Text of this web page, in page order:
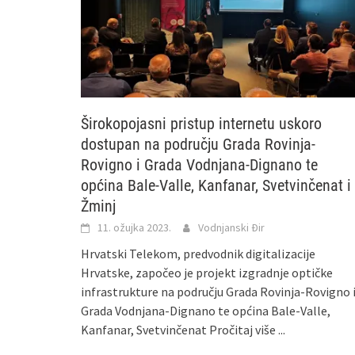
Širokopojasni pristup internetu uskoro
dostupan na području Grada Rovinja-
Rovigno i Grada Vodnjana-Dignano te
općina Bale-Valle, Kanfanar, Svetvinčenat i
Žminj
11. ožujka 2023. Vodnjanski Đir
Hrvatski Telekom, predvodnik digitalizacije
Hrvatske, započeo je projekt izgradnje optičke
infrastrukture na području Grada Rovinja-Rovigno i
Grada Vodnjana-Dignano te općina Bale-Valle,
Kanfanar, Svetvinčenat Pročitaj više ...